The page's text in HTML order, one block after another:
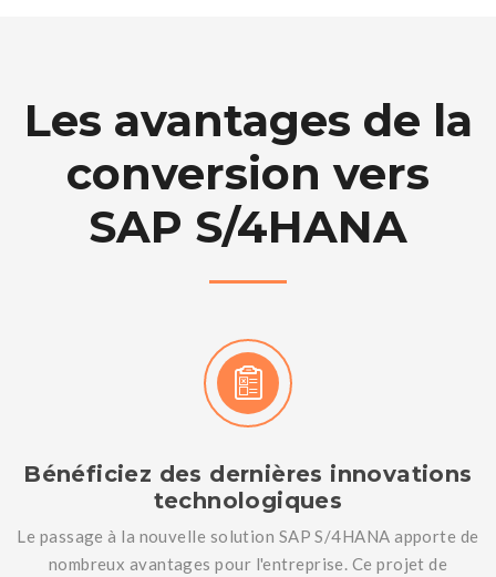
Les avantages de la
conversion vers
SAP S/4HANA
Bénéficiez des dernières innovations
technologiques
Le passage à la nouvelle solution SAP S/4HANA apporte de
nombreux avantages pour l'entreprise. Ce projet de